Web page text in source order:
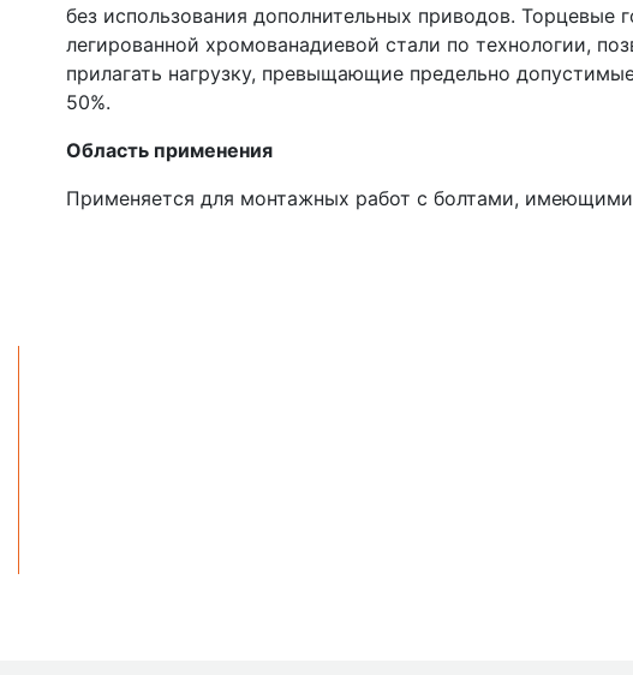
без использования дополнительных приводов. Торцевые
легированной хромованадиевой стали по технологии,
прилагать нагрузку, превыщающие предельно
50%.
Область применения
Применяется для монтажных работ с болтами, имеющими